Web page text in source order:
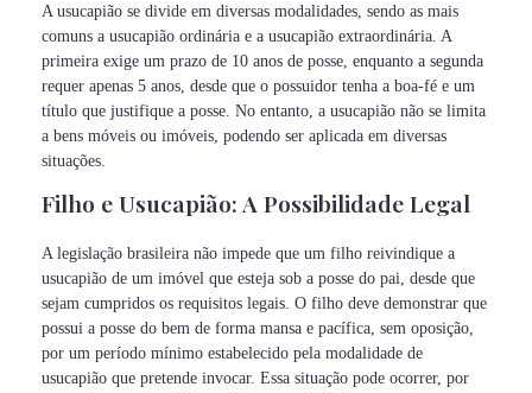
A usucapião se divide em diversas modalidades, sendo as mais
comuns a usucapião ordinária e a usucapião extraordinária. A
primeira exige um prazo de 10 anos de posse, enquanto a segunda
requer apenas 5 anos, desde que o possuidor tenha a boa-fé e um
título que justifique a posse. No entanto, a usucapião não se limita
a bens móveis ou imóveis, podendo ser aplicada em diversas
situações.
Filho e Usucapião: A Possibilidade Legal
A legislação brasileira não impede que um filho reivindique a
usucapião de um imóvel que esteja sob a posse do pai, desde que
sejam cumpridos os requisitos legais. O filho deve demonstrar que
possui a posse do bem de forma mansa e pacífica, sem oposição,
por um período mínimo estabelecido pela modalidade de
usucapião que pretende invocar. Essa situação pode ocorrer, por